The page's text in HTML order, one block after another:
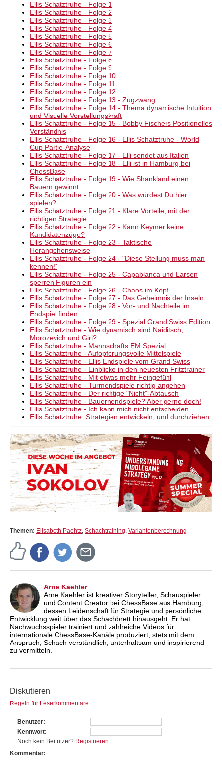
Ellis Schatztruhe - Folge 1
Ellis Schatztruhe - Folge 2
Ellis Schatztruhe - Folge 3
Ellis Schatztruhe - Folge 4
Ellis Schatztruhe - Folge 5
Ellis Schatztruhe - Folge 6
Ellis Schatztruhe - Folge 7
Ellis Schatztruhe - Folge 8
Ellis Schatztruhe - Folge 9
Ellis Schatztruhe - Folge 10
Ellis Schatztruhe - Folge 11
Ellis Schatztruhe - Folge 12
Ellis Schatztruhe - Folge 13 - Zugzwang
Ellis Schatztruhe - Folge 14 - Thema dynamische Intuition
und Visuelle Vorstellungskraft
Ellis Schatztruhe - Folge 15 - Bobby Fischers Positionelles
Verständnis
Ellis Schatztruhe - Folge 16 - Ellis Schatztruhe - World
Cup Partie-Analyse
Ellis Schatztruhe - Folge 17 - Elli sendet aus Italien
Ellis Schatztruhe - Folge 18 - Elli ist in Hamburg bei
ChessBase
Ellis Schatztruhe - Folge 19 - Wie Shankland einen
Bauern gewinnt
Ellis Schatztruhe - Folge 20 - Was würdest Du hier
spielen?
Ellis Schatztruhe - Folge 21 - Klare Vorteile, mit der
richtigen Strategie
Ellis Schatztruhe - Folge 22 - Kann Keymer keine
Kandidatenzüge?
Ellis Schatztruhe - Folge 23 - Taktische
Herangehensweise
Ellis Schatztruhe - Folge 24 - "Diese Stellung muss man
kennen!"
Ellis Schatztruhe - Folge 25 - Capablanca und Larsen
sperren Figuren ein
Ellis Schatztruhe - Folge 26 - Chaos im Kopf
Ellis Schatztruhe - Folge 27 - Das Geheimnis der Inseln
Ellis Schatztruhe - Folge 28 - Vor- und Nachteile im
Endspiel finden
Ellis Schatztruhe - Folge 29 - Spezial Grand Swiss Edition
Ellis Schatztruhe - Wie dynamisch sind Naiditsch,
Morozevich und Giri?
Ellis Schatztruhe - Mannschafts EM Spezial
Ellis Schatztruhe - Aufopferungsvolle Mittelspiele
Ellis Schatztruhe - Ellis Endspiele vom Grand Swiss
Ellis Schatztruhe - Einblicke in den neuesten Fritztrainer
Ellis Schatztruhe - Mit etwas mehr Feingefühl
Ellis Schatztruhe - Turmendspiele richtig angehen
Ellis Schatztruhe - Der richtige "Nicht"-Abtausch
Ellis Schatztruhe - Bauernendspiele? Aber gerne doch!
Ellis Schatztruhe - Ich kann mich nicht entscheiden...
Ellis Schatztruhe: Strategien entwickeln, und durchziehen
Themen: Elisabeth Paehtz, Schachtraining, Variantenberechnung
Arne Kaehler
Arne Kaehler ist kreativer Storyteller, Schauspieler
und Content Creator bei ChessBase aus Hamburg,
dessen Leidenschaft für Strategie und persönliche
Entwicklung weit über das Schachbrett hinausgeht. Er hat
Nachwuchsspieler trainiert und zahlreiche Videos für
internationale ChessBase-Kanäle produziert, stets mit dem
Anspruch, Schach verständlich, unterhaltsam und inspirierend
zu vermitteln.
Diskutieren
Regeln für Leserkommentare
Benutzer
Kennwort
Noch kein Benutzer? Registrieren
Kommentar